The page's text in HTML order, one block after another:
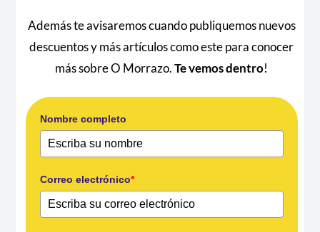
Además te avisaremos cuando publiquemos nuevos
descuentos y más artículos como este para conocer
más sobre O Morrazo.Te vemos dentro!
Nombre completo
Correo electrónico*